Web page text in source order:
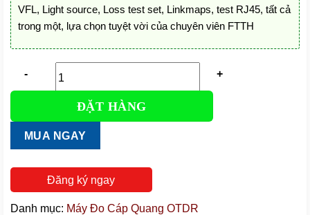
10.000.000 đ.
VFL, Light source, Loss test set, Linkmaps, test RJ45, tất cả
trong một, lựa chọn tuyệt vời của chuyên viên FTTH
TOT560-
29D
|
ĐẶT HÀNG
MUA NGAY
Đăng ký ngay
Danh mục: Máy Đo Cáp Quang OTDR